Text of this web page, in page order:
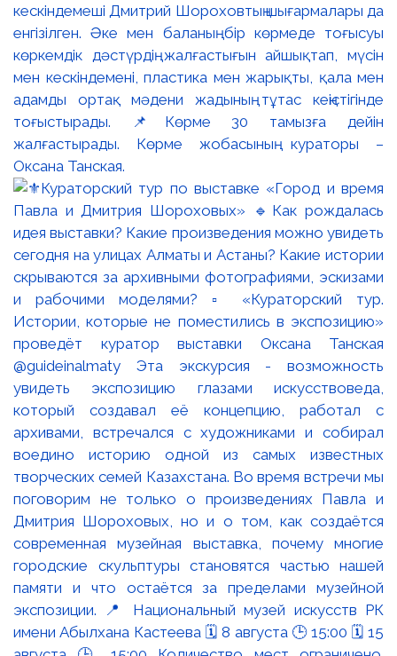
кескіндемеші Дмитрий Шороховтың шығармалары да
енгізілген. Әке мен баланың бір көрмеде тоғысуы
көркемдік дәстүрдің жалғастығын айшықтап, мүсін
мен кескіндемені, пластика мен жарықты, қала мен
адамды ортақ мәдени жадының тұтас кеңістігінде
тоғыстырады. 📌Көрме 30 тамызға дейін
жалғастырады. Көрме жобасының кураторы –
Оксана Танская.